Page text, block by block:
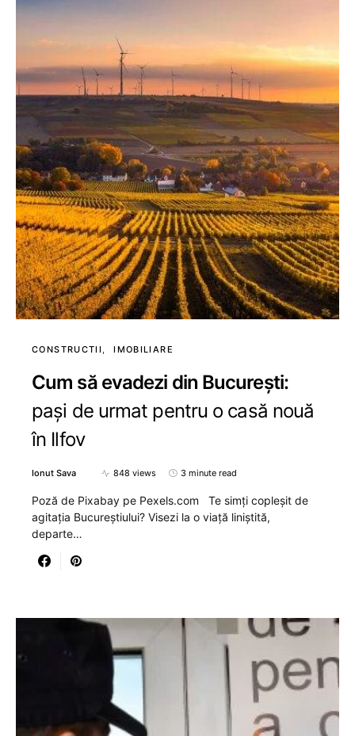
CONSTRUCTII IMOBILIARE
Cum să evadezi din București:
pași de urmat pentru o casă nouă
în Ilfov
Ionut Sava 848 views 3 minute read
Poză de Pixabay pe Pexels.com Te simți copleșit de
agitația Bucureștiului? Visezi la o viață liniștită,
departe…